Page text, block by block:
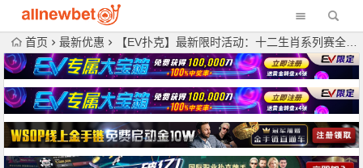
首页 最新优惠 【EV扑克】最新限时活动：十二生肖系列赛全面上线，赢属于你的巅峰荣誉